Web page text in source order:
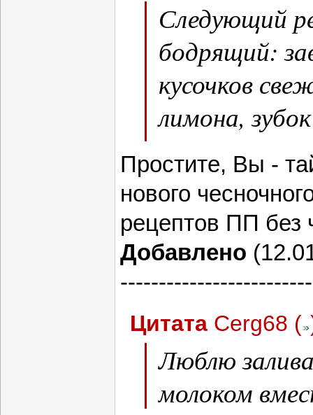
Следующий
бодрящий:
кусочков
лимона,
гвоздичек
Простите, Вы -
нового
рецептов ПП без
Добавлено
Цитата Cerg68 (
Люблю
молоком